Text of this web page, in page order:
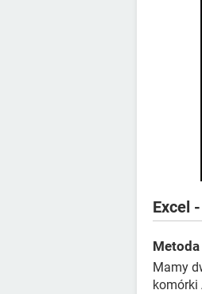
Excel
Metoda
Mamy
komórki